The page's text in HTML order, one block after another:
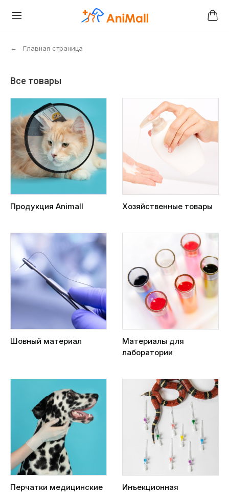
← Главная страница
Все товары
Продукция Animall Хозяйственные товары
Шовный материал
Материалы для
лаборатории
Перчатки медицинские
Инъекционная